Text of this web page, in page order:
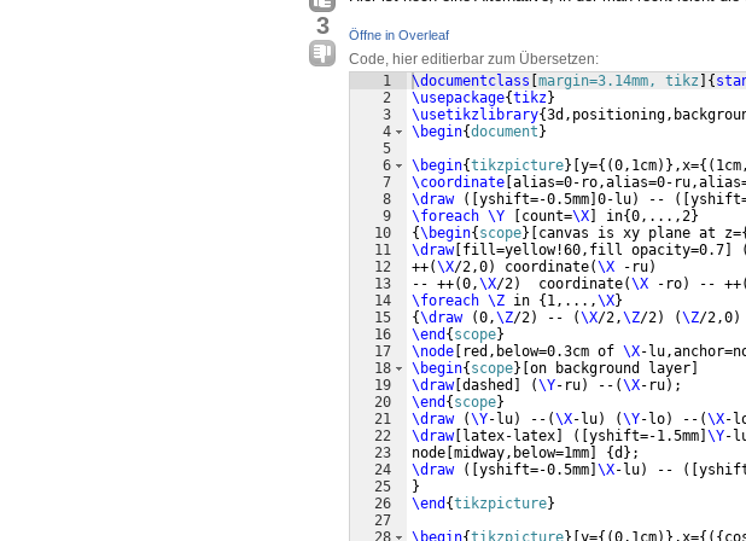
3 Öffne in Overleaf
Code, hier editierbar zum Übersetzen:
1
2
3
4
5
6
7
8
9
10
11
12
13
14
15
16
17
18
19
20
21
22
23
24
25
26
27
\documentclass margin=3.14mm, tikz {
\usepackage{tikz}
\usetikzlibrary{
\begin{document }
\begin{tikzpicture} y={(0,1cm)} ,x={(
\coordinate alias=0-ro,alias=0-
\draw
([ yshift=-0.5mm 0-lu) -- ([
\foreach \Y count=\X in{0,...,2}
{\begin{ scope} canvas is xy plane at z={
\draw[ fill=yellow!60,fill opacity=0.7 (
++(\X/2,0) coordinate(\X -ru)
-- ++(0,\X/2)
  coordinate
(\X -ro) -- ++(
\foreach \Z in { 1,...,\X}
{\draw (0,\Z/2) -- (\X/2,\Z/2) (\Z/2,0)
\end { scope}
\node
red,below=0.3cm of \X-
\begin{ scope} on background layer
\draw[ dashed (\Y-ru) -- (\X-ru) ;
\end { scope}
\draw
(\Y-lu) -- (\X-lu) (\Y-lo) -- (\X-
\draw[ latex-latex ([ yshift=-1.5mm \Y-
node midway,below=1mm {d } ;
\draw
([ yshift=-0.5mm \X-lu) -- ([
}
\end {tikzpicture}